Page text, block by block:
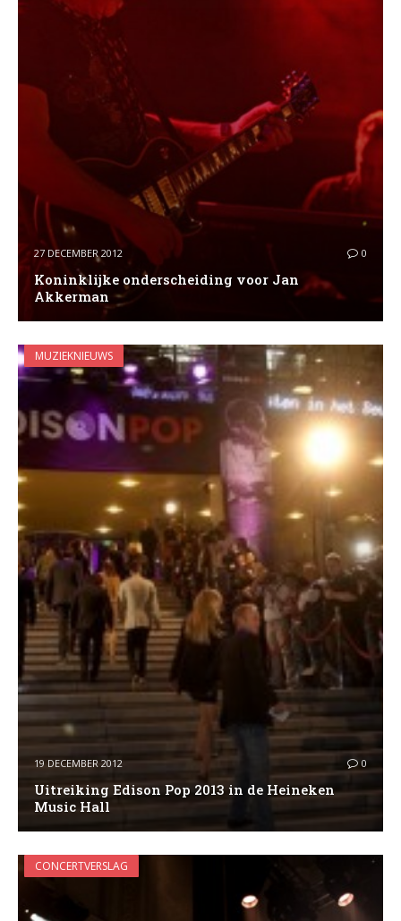
27 DECEMBER 2012 0
Koninklijke onderscheiding voor Jan
Akkerman
MUZIEKNIEUWS
19 DECEMBER 2012 0
Uitreiking Edison Pop 2013 in de Heineken
Music Hall
CONCERTVERSLAG